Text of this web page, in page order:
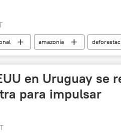
amazonía
en Uruguay se
para impulsar